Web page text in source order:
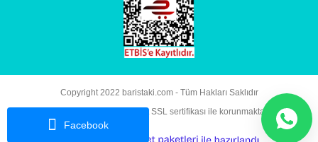
Facebook
Copyright 2022 baristaki.com - Tüm Hakları Saklıdır
Kredi kartı bilgileriniz 256bit SSL sertifikası ile korunmaktadır.
e- ile